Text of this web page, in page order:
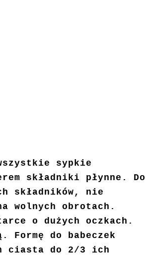
sypkie
składniki płynne. Do
składników, nie
wolnych obrotach.
o dużych oczkach.
Formę do babeczek
ciasta do 2/3 ich